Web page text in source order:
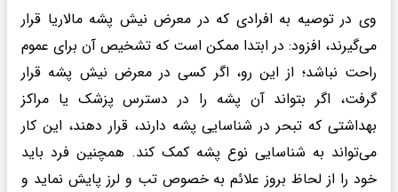
وی در توصیه به افرادی که در معرض نیش پشه مالاریا قرار
می‌گیرند، افزود: در ابتدا ممکن است که تشخیص آن برای عموم
راحت نباشد؛ از این رو، اگر کسی در معرض نیش پشه قرار
گرفت، اگر بتواند آن پشه را در دسترس پزشک یا مراکز
بهداشتی که تبحر در شناسایی پشه دارند، قرار دهند، این کار
می‌تواند به شناسایی نوع پشه کمک کند. همچنین فرد باید
خود را از لحاظ بروز علائم به خصوص تب و لرز پایش نماید و